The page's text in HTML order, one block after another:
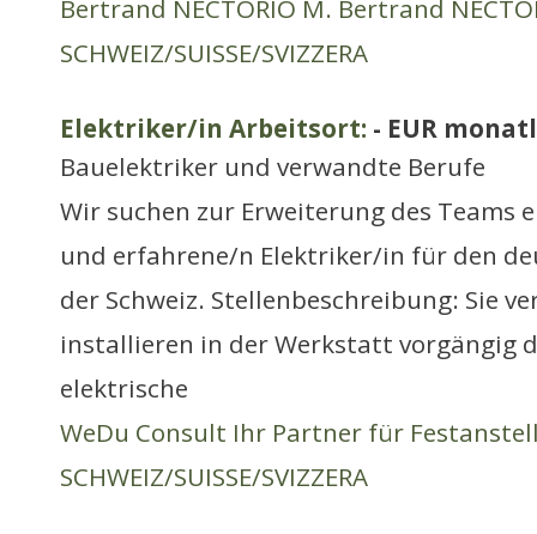
Bertrand NECTORIO M. Bertrand
SCHWEIZ/SUISSE/SVIZZERA
Elektriker/in Arbeitsort: - EUR
Bauelektriker und verwandte Berufe
Wir suchen zur Erweiterung des Teams
und erfahrene/n Elektriker/in für den
der Schweiz. Stellenbeschreibung: Sie
installieren in der Werkstatt vorgängig
elektrische
WeDu Consult Ihr Partner für
SCHWEIZ/SUISSE/SVIZZERA